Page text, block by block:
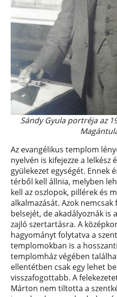
Sándy Gyula portréja az
Az evangélikus templom
nyelvén is kifejezze a lelkész
gyülekezet egységét. Ennek
térből kell állnia, melyben
kell az oszlopok, pillérek és
alkalmazását. Azok
belsejét, de akadályoznák is
zajló szertartásra. A
hagyományt folytatva a
templomokban is a
templomház végében
ellentétben csak egy lehet
visszafogottabb. A
Márton nem tiltotta a